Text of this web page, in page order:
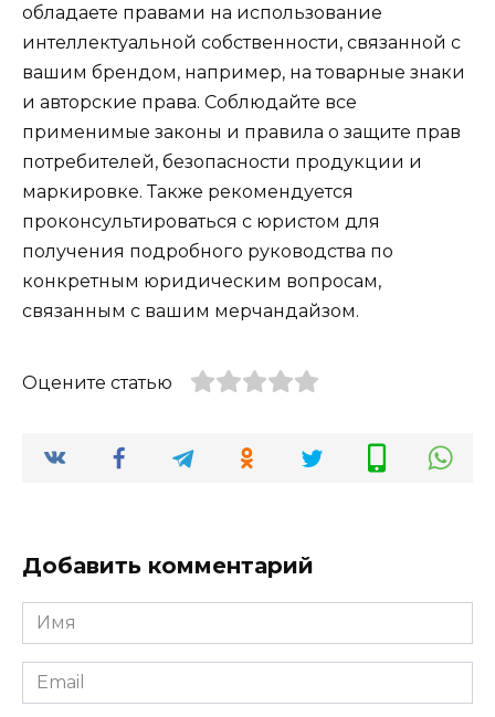
обладаете правами на использование
интеллектуальной собственности, связанной с
вашим брендом, например, на товарные знаки
и авторские права. Соблюдайте все
применимые законы и правила о защите прав
потребителей, безопасности продукции и
маркировке. Также рекомендуется
проконсультироваться с юристом для
получения подробного руководства по
конкретным юридическим вопросам,
связанным с вашим мерчандайзом.
Оцените статью
Добавить комментарий
Имя
*
Email
*